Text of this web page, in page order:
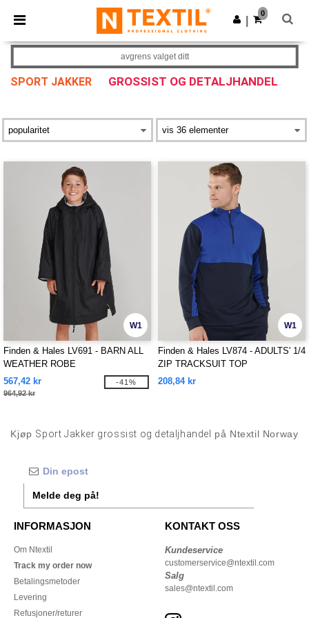
× Ntextil-app
Bedre priser i appen!
Last ned app
0
SPORT JAKKER GROSSIST OG DETALJHANDEL
avgrens valget ditt
W1
Finden & Hales LV691 - BARN ALL
WEATHER ROBE
567,42 kr
964,92 kr
-41%
W1
Finden & Hales LV874 - ADULTS' 1/4
ZIP TRACKSUIT TOP
208,84 kr
Kjøp Sport Jakker grossist og detaljhandel på Ntextil Norway
Melde deg på!
INFORMASJON
Om Ntextil
Track my order now
Betalingsmetoder
Levering
Refusjoner/returer
KONTAKT OSS
Kundeservice
customerservice@ntextil.com
Salg
sales@ntextil.com